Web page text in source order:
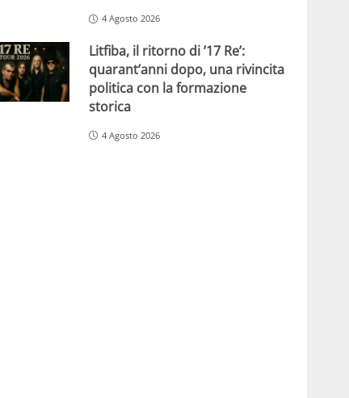
4 Agosto 2026
Litfiba, il ritorno di ’17 Re’:
quarant’anni dopo, una rivincita
politica con la formazione
storica
4 Agosto 2026